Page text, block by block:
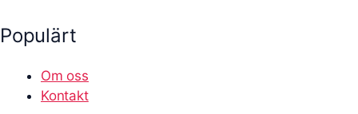
Populärt
Om oss
Kontakt